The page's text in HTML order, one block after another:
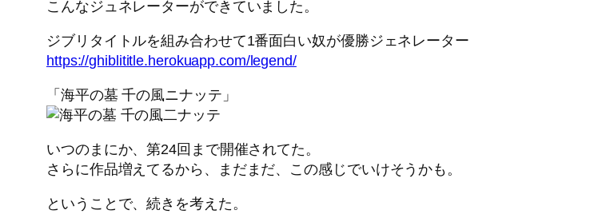
こんなジュネレーターができていました。
ジブリタイトルを組み合わせて1番面白い奴が優勝ジェネレーター
https://ghiblititle.herokuapp.com/legend/
「海平の墓 千の風ニナッテ」
いつのまにか、第24回まで開催されてた。
さらに作品増えてるから、まだまだ、この感じでいけそうかも。
ということで、続きを考えた。